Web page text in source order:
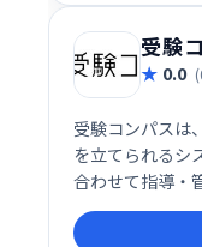
受験
0.0
受験コンパスは
を立てられるシ
合わせて指導・
します。目標
します。